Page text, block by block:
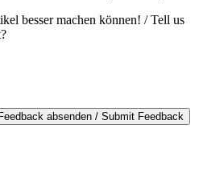
besser machen können! / Tell us
absenden / Submit Feedback